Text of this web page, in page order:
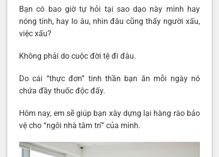
Bạn có bao giờ tự hỏi tại sao dạo này mình hay
nóng tính, hay lo âu, nhìn đâu cũng thấy người xấu,
việc xấu?
Không phải do cuộc đời tệ đi đâu.
Do cái “thực đơn” tinh thần bạn ăn mỗi ngày nó
chứa đầy thuốc độc đấy.
Hôm nay, em sẽ giúp bạn xây dựng lại hàng rào bảo
vệ cho “ngôi nhà tâm trí” của mình.